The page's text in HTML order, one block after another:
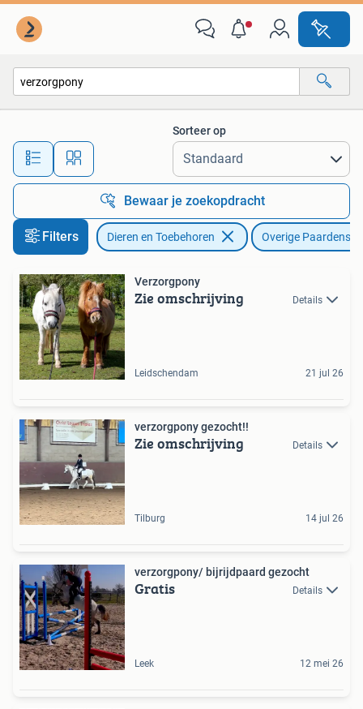
Alle afstanden…
Sorteer op
Bewaar je zoekopdracht
Filters Dieren en Toebehoren Overige
Verzorgpony
Zie omschrijving Details
Leidschendam 21 jul 26
verzorgpony gezocht!!
Zie omschrijving Details
Tilburg 14 jul 26
verzorgpony/ bijrijdpaard gezocht
Gratis Details
Leek 12 mei 26